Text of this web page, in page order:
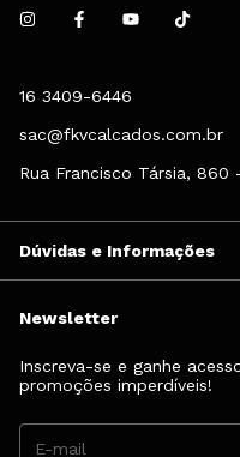
16 3409-6446
sac@fkvcalcados.com.br
Rua Francisco Társia,
Dúvidas e Informações
Newsletter
Inscreva-se e ganhe
promoções imperdíveis!